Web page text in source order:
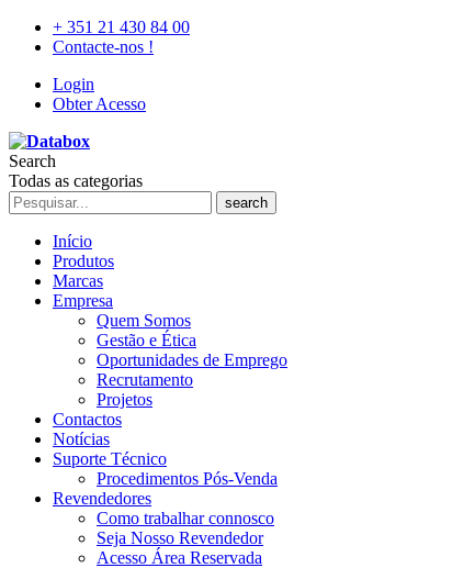
+ 351 21 430 84 00
Contacte-nos !
Login
Obter Acesso
Search
Todas as categorias
search
Início
Produtos
Marcas
Empresa
Quem Somos
Gestão e Ética
Oportunidades de Emprego
Recrutamento
Projetos
Contactos
Notícias
Suporte Técnico
Procedimentos Pós-Venda
Revendedores
Como trabalhar connosco
Seja Nosso Revendedor
Acesso Área Reservada